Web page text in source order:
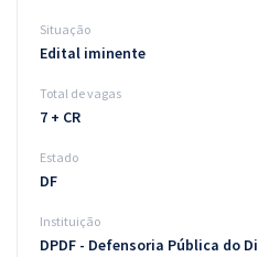
Situação
Edital iminente
Total de vagas
7 + CR
Estado
DF
Instituição
DPDF - Defensoria Pública do